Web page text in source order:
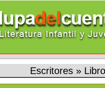
Escritores »